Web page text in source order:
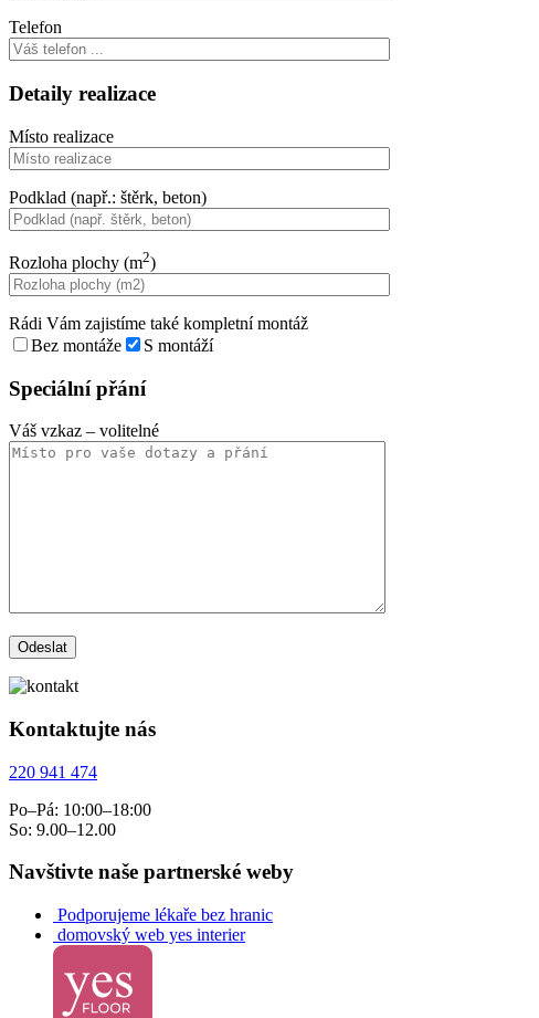
Telefon
Detaily realizace
Místo realizace
Podklad (např.: štěrk, beton)
Rozloha plochy (m2)
Rádi Vám zajistíme také kompletní montáž
Bez montáže
S montáží
Speciální přání
Váš vzkaz – volitelné
Kontaktujte nás
220 941 474
Po–Pá: 10:00–18:00
So: 9.00–12.00
Navštivte naše partnerské weby
Podporujeme lékaře bez hranic
domovský web yes interier